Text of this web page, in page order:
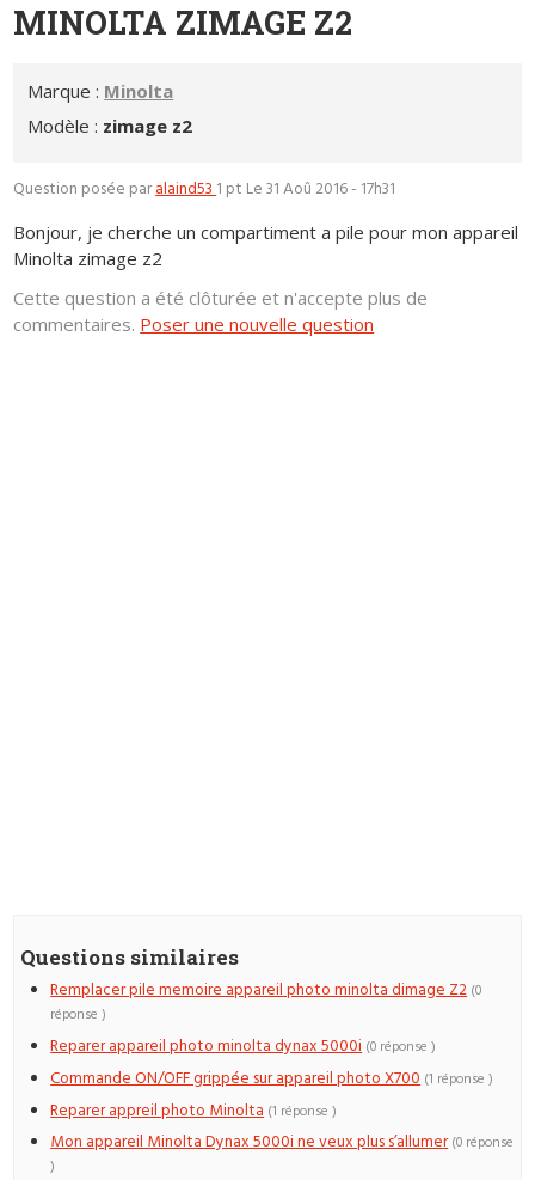
MINOLTA ZIMAGE Z2
Marque : Minolta
Modèle : zimage z2
Question posée paralaind531 pt Le 31 Aoû 2016 - 17h31
Bonjour, je cherche un compartiment a pile pour mon appareil
Minolta zimage z2
Cette question a été clôturée et n'accepte plus de
commentaires. Poser une nouvelle question
Questions similaires
Remplacer pile memoire appareil photo minolta dimage Z2 (0
réponse )
Reparer appareil photo minolta dynax 5000i (0 réponse )
Commande ON/OFF grippée sur appareil photo X700 (1 réponse )
Reparer appreil photo Minolta (1 réponse )
Mon appareil Minolta Dynax 5000i ne veux plus s’allumer (0 réponse
)